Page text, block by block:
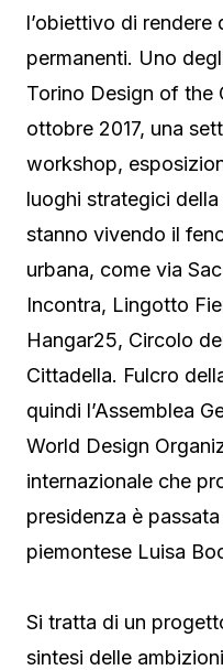
l’obiettivo di rendere
permanenti. Uno
Torino Design of the
ottobre 2017, una
workshop,
luoghi strategici
stanno vivendo il
urbana, come via
Incontra, Lingotto
Hangar25, Circolo
Cittadella. Fulcro
quindi l’Assemblea
World Design
internazionale che
presidenza è
piemontese Luisa
Si tratta di un
sintesi delle